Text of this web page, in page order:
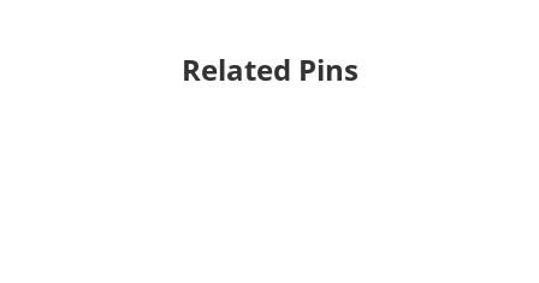
Related Pins